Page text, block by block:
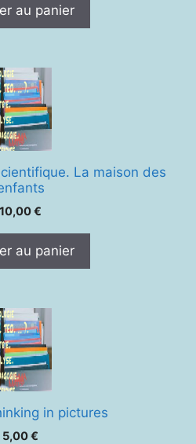
au panier
La maison des
10,00€
au panier
in pictures
5,00€